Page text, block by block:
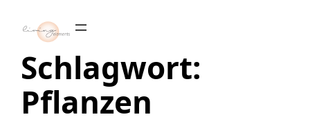
Inhalt
springen
Schlagwort:
Pflanzen